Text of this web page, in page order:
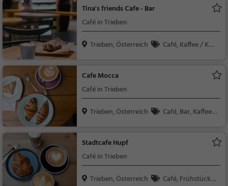
Tina's friends Cafe - Bar
Café in Trieben
Trieben, Österreich
Café, Kaffee / Kuc
Cafe Mocca
Café in Trieben
Trieben, Österreich
Café, Bar, Kaffee /
ebäck / Teigwaren, Bi
er, Wein, Snacks / Ge
Stadtcafe Hupf
Café in Trieben
Trieben, Österreich
Café, Frühstück,